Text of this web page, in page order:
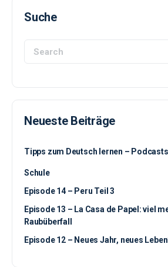
Suche
Search
for:
Neueste Beiträge
Tipps zum Deutsch lernen – Podcasts
Schule
Episode 14 – Peru Teil 3
Episode 13 – La Casa de Papel: viel
Raubüberfall
Episode 12 – Neues Jahr, neues